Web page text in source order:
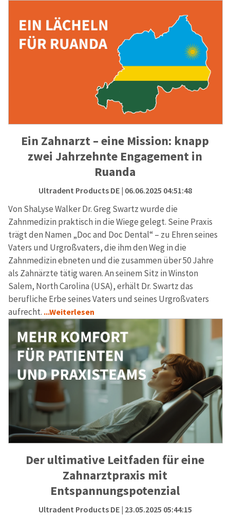
Ein Zahnarzt – eine Mission: knapp
zwei Jahrzehnte Engagement in
Ruanda
Ultradent Products DE| 06.06.2025 04:51:48
Von ShaLyse Walker Dr. Greg Swartz wurde die
Zahnmedizin praktisch in die Wiege gelegt. Seine Praxis
trägt den Namen „Doc and Doc Dental“ – zu Ehren seines
Vaters und Urgroßvaters, die ihm den Weg in die
Zahnmedizin ebneten und die zusammen über 50 Jahre
als Zahnärzte tätig waren. An seinem Sitz in Winston
Salem, North Carolina (USA), erhält Dr. Swartz das
berufliche Erbe seines Vaters und seines Urgroßvaters
aufrecht. ...Weiterlesen
Der ultimative Leitfaden für eine
Zahnarztpraxis mit
Entspannungspotenzial
Ultradent Products DE| 23.05.2025 05:44:15